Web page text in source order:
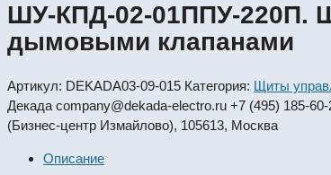
ШУ-КПД-02-01ППУ-220П.
дымовыми клапанами
Артикул: DEKADA03-09-015 Категория: Щиты
Декада company@dekada-electro.ru +7 (495) 185-60-
(Бизнес-центр Измайлово), 105613, Москва
Описание